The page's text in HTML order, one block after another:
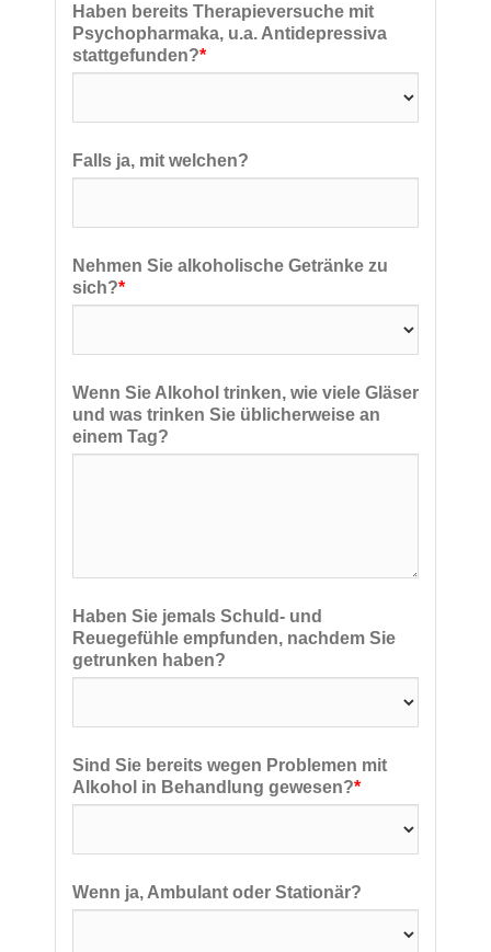
Haben bereits Therapieversuche mit
Psychopharmaka, u.a. Antidepressiva
stattgefunden?*
Falls ja, mit welchen?
Nehmen Sie alkoholische Getränke zu
sich?*
Wenn Sie Alkohol trinken, wie viele Gläser
und was trinken Sie üblicherweise an
einem Tag?
Haben Sie jemals Schuld- und
Reuegefühle empfunden, nachdem Sie
getrunken haben?
Sind Sie bereits wegen Problemen mit
Alkohol in Behandlung gewesen?*
Wenn ja, Ambulant oder Stationär?